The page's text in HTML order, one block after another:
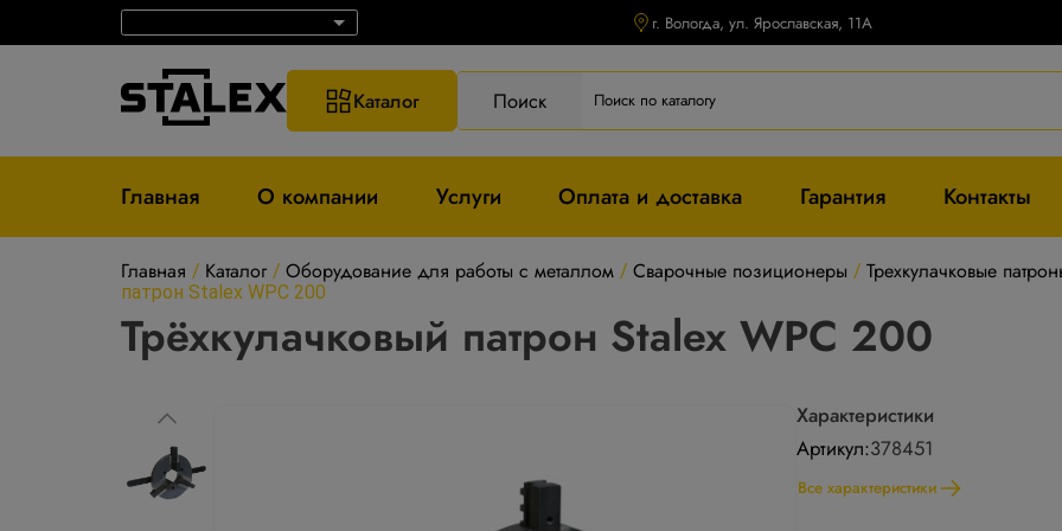
г. Вологда, ул. Ярославская, 11А
Каталог Поиск
Главная О компании Услуги Оплата и доставка Гарантия Контакты
Главная / Каталог / Оборудование для работы с металлом / Сварочные позиционеры / Трехкулачковые
патрон Stalex WPС 200
Трёхкулачковый патрон Stalex WPС 200
Характеристики
Артикул:378451
Все характеристики